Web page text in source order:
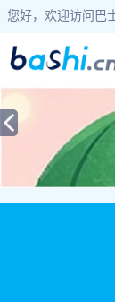
您好，欢迎访问巴
当前位置： 巴士网